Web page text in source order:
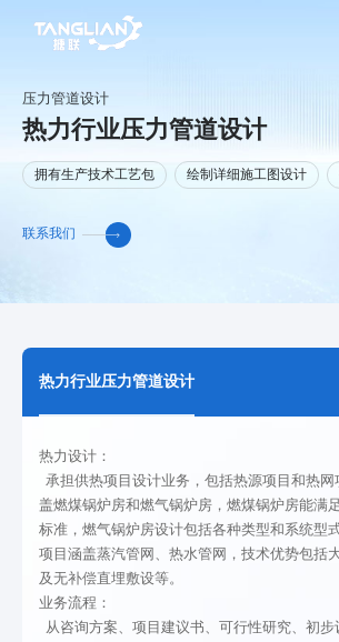
压力管道设计
热力行业压力管道设计
拥有生产技术工艺包 绘制详细施工图设计
联系我们
热力行业压力管道设计
热力设计：
承担供热项目设计业务，包括热源项目和热网
盖燃煤锅炉房和燃气锅炉房，燃煤锅炉房能满
标准，燃气锅炉房设计包括各种类型和系统型
项目涵盖蒸汽管网、热水管网，技术优势包括
及无补偿直埋敷设等。
业务流程：
从咨询方案、项目建议书、可行性研究、初